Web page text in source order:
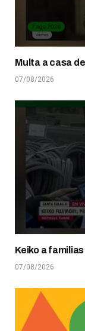
Multa a casa
07/08/2026
Keiko a
07/08/2026